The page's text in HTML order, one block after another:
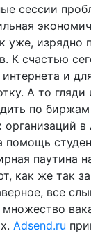
сессии
уже, изрядно
К счастью
и
А то
по
в
помощь
паутина
как же так
все
Adsend.ru